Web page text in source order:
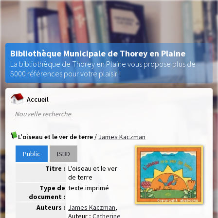
Accueil
Nouvelle recherche
L'oiseau et le ver de terre / James Kaczman
Public
ISBD
Titre : L'oiseau et le ver
de terre
Type de
document :
texte imprimé
Auteurs : James Kaczman,
Auteur ;Catherine
Bibliothèque Municipale de Thorey en Plaine
La bibliothèque de Thorey en Plaine vous propose plus de
5000 références pour votre plaisir !